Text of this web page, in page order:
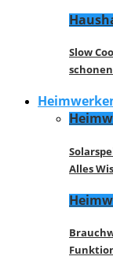
Slow
Alles